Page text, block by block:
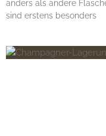
anders als andere
sind erstens besonders